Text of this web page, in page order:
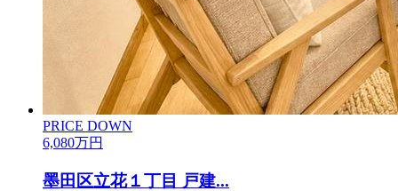
PRICE DOWN
6,080万円
墨田区立花１丁目 戸建...